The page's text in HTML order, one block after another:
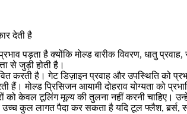
देती है
पड़ता है क्योंकि मोल्ड बारीक विवरण, धातु
से जुड़ी होती है।
करती है। गेट डिज़ाइन प्रवाह और उपस्थिति को
हैं। मोल्ड प्रिसिजन आयामी दोहराव योग्यता को
को केवल टूलिंग मूल्य की तुलना नहीं करनी चाहिए।
कुल लागत पैदा कर सकता है यदि टूल फ्लैश, बर्र्स,